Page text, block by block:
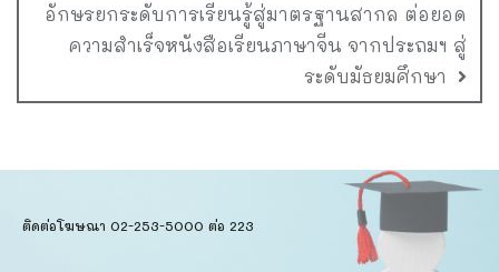
อักษรยกระดับการเรียนรู้สู่มาตรฐานสากล ต่อยอด
ความสำเร็จหนังสือเรียนภาษาจีน จากประถมฯ สู่
ระดับมัธยมศึกษา
ติดต่อโฆษณา 02-253-5000​ ต่อ 223